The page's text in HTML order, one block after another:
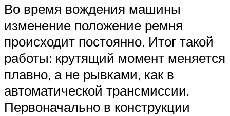
Во время вождения машины
изменение положение ремня
происходит постоянно. Итог такой
работы: крутящий момент меняется
плавно, а не рывками, как в
автоматической трансмиссии.
Первоначально в конструкции